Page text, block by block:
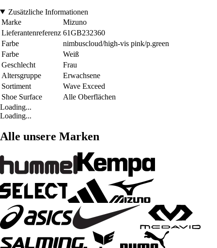
Zusätzliche Informationen
Marke
Mizuno
Lieferantenreferenz 61GB232360
Farbe
nimbuscloud/high-vis pink/p.green
Farbe
Weiß
Geschlecht
Frau
Altersgruppe
Erwachsene
Sortiment
Wave Exceed
Shoe Surface
Alle Oberflächen
Loading...
Loading...
Alle unsere Marken